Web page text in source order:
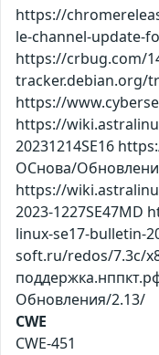
https://
le-channel-update-
https://crbug.com/
tracker.debian.org/
https://
https://
20231214SE16
ОСнова/
https://
2023-1227SE47MD
linux-se17-bulletin-
soft.ru/redos/7.3c/
Обновления/2.13/
CWE
CWE-451